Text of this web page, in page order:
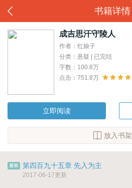
书籍详情
成吉思汗守陵人
作者：红娘子
分类：悬疑 | 已完结
字数：100.8万
点击：751.8万
立即阅读
放入书架
第四百九十五章 先入为主
2017-06-17更新